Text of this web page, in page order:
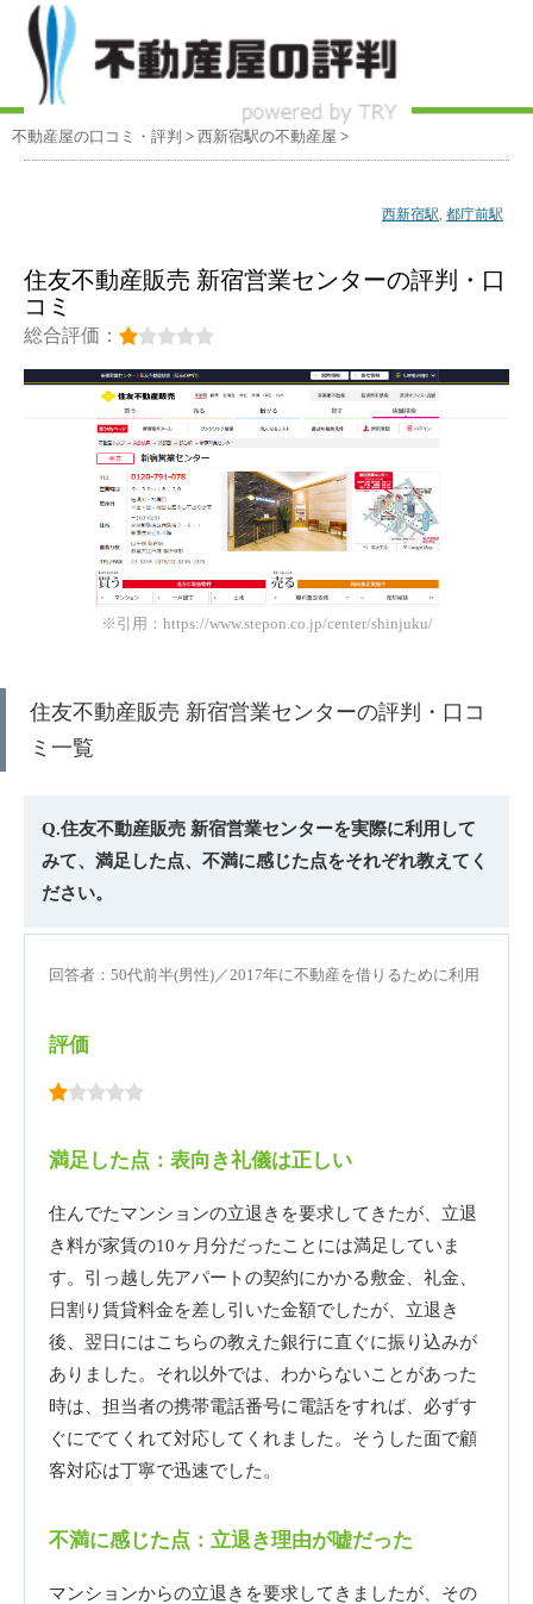
不動産屋の口コミ・評判 > 西新宿駅の不動産屋 >
西新宿駅, 都庁前駅
住友不動産販売 新宿営業センターの評判・口
コミ
総合評価：
※引用：https://www.stepon.co.jp/center/shinjuku/
住友不動産販売 新宿営業センターの評判・口コ
ミ一覧
Q.住友不動産販売 新宿営業センターを実際に利用して
みて、満足した点、不満に感じた点をそれぞれ教えてく
ださい。
回答者：50代前半(男性)／2017年に不動産を借りるために利用
評価
満足した点：表向き礼儀は正しい
住んでたマンションの立退きを要求してきたが、立退
き料が家賃の10ヶ月分だったことには満足していま
す。引っ越し先アパートの契約にかかる敷金、礼金、
日割り賃貸料金を差し引いた金額でしたが、立退き
後、翌日にはこちらの教えた銀行に直ぐに振り込みが
ありました。それ以外では、わからないことがあった
時は、担当者の携帯電話番号に電話をすれば、必ずす
ぐにでてくれて対応してくれました。そうした面で顧
客対応は丁寧で迅速でした。
不満に感じた点：立退き理由が嘘だった
マンションからの立退きを要求してきましたが、その